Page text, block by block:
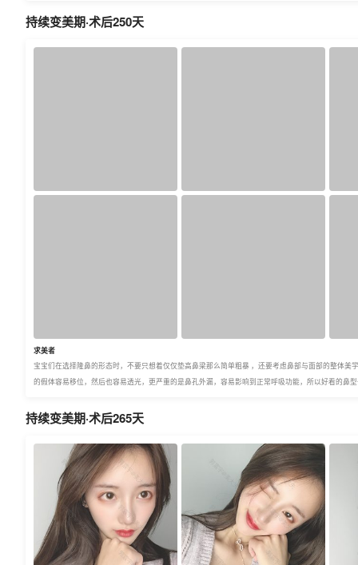
持续变美期·术后250天
求美者
宝宝们在选择隆鼻的形态时，不要只想着仅仅垫高鼻梁那么简单粗暴 ，还要考虑鼻部与面部的整体
的假体容易移位，然后也容易透光，更严重的是鼻孔外漏，容易影响到正常呼吸功能，所以好看的鼻
持续变美期·术后265天